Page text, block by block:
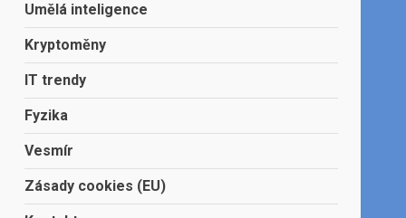
Umělá inteligence
Kryptoměny
IT trendy
Fyzika
Vesmír
Zásady cookies (EU)